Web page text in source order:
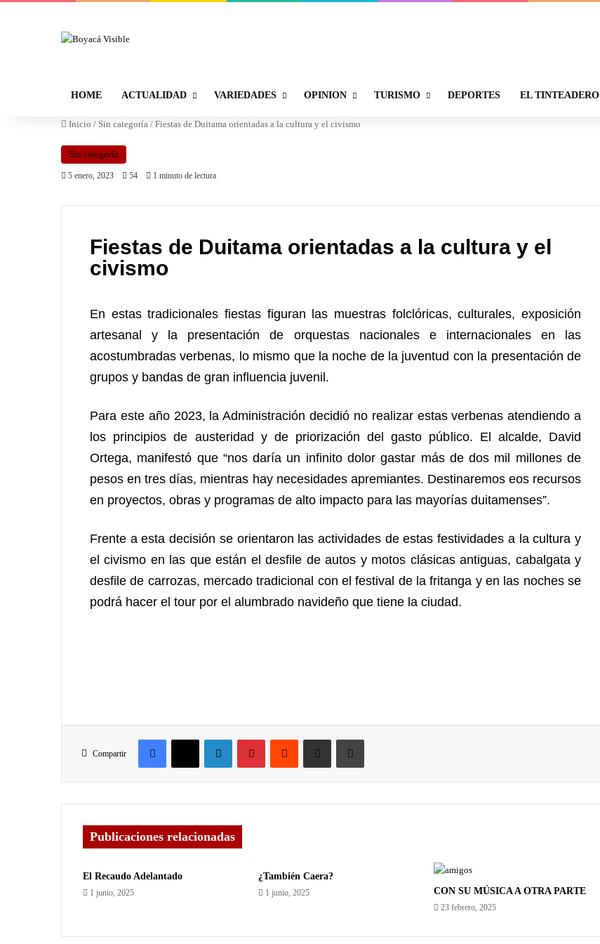
HOME ACTUALIDAD VARIEDADES OPINION TURISMO DEPORTES EL TINTEADERO
Inicio / Sin categoría / Fiestas de Duitama orientadas a la cultura y el civismo
Sin categoría
5 enero, 2023 54 1 minuto de lectura
Fiestas de Duitama orientadas a la cultura y el
civismo
En estas tradicionales fiestas figuran las muestras folclóricas, culturales, exposición
artesanal y la presentación de orquestas nacionales e internacionales en las
acostumbradas verbenas, lo mismo que la noche de la juventud con la presentación de
grupos y bandas de gran influencia juvenil.
Para este año 2023, la Administración decidió no realizar estas verbenas atendiendo a
los principios de austeridad y de priorización del gasto público. El alcalde, David
Ortega, manifestó que “nos daría un infinito dolor gastar más de dos mil millones de
pesos en tres días, mientras hay necesidades apremiantes. Destinaremos eos recursos
en proyectos, obras y programas de alto impacto para las mayorías duitamenses”.
Frente a esta decisión se orientaron las actividades de estas festividades a la cultura y
el civismo en las que están el desfile de autos y motos clásicas antiguas, cabalgata y
desfile de carrozas, mercado tradicional con el festival de la fritanga y en las noches se
podrá hacer el tour por el alumbrado navideño que tiene la ciudad.
Compartir
Publicaciones relacionadas
El Recaudo Adelantado
1 junio, 2025
¿También Caera?
1 junio, 2025 CON SU MÚSICA A OTRA PARTE
23 febrero, 2025